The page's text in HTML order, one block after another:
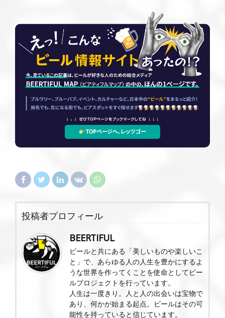
投稿者プロフィール
BEERTIFUL
ビールと共にある「美しいものや楽しいこ
と」で、あらゆる人の人生を豊かにするよ
うな世界を作ってくことを使命としてビー
ルプロジェクトを行っています。
人生は一度きり。人と人の出会いは宝物で
あり、何かが始まる起点。ビールはその可
能性を持っていると信じています。